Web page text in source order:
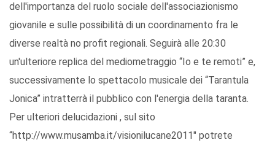
dell'importanza del ruolo sociale dell'associazionismo
giovanile e sulle possibilità di un coordinamento fra le
diverse realtà no profit regionali. Seguirà alle 20:30
un'ulteriore replica del mediometraggio “Io e te remoti” e,
successivamente lo spettacolo musicale dei “Tarantula
Jonica” intratterrà il pubblico con l'energia della taranta.
Per ulteriori delucidazioni , sul sito
“http://www.musamba.it/visionilucane2011" potrete